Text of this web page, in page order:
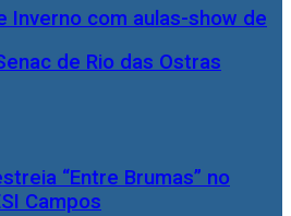
Inverno com aulas-show de
de Rio das Ostras
“Entre Brumas” no
Campos